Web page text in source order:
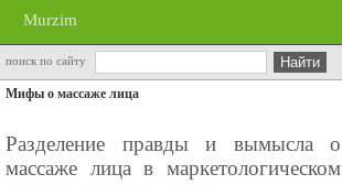
Murzim
поиск по сайту
Мифы о массаже лица
Разделение правды и вымысла о
массаже лица в маркетологическом